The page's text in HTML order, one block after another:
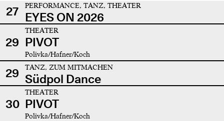
27 PERFORMANCE, TANZ, THEATER
EYES ON 2026
29
THEATER
PIVOT
Polivka/Hafner/Koch
29 TANZ, ZUM MITMACHEN
Südpol Dance
30
THEATER
PIVOT
Polivka/Hafner/Koch